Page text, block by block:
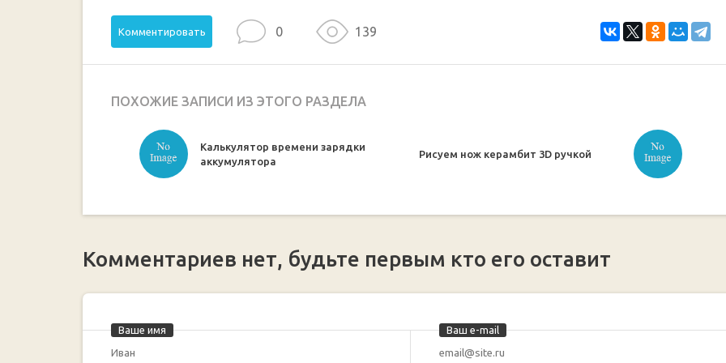
Комментировать 0 139
ПОХОЖИЕ ЗАПИСИ ИЗ ЭТОГО РАЗДЕЛА
Калькулятор времени зарядки
аккумулятора
Рисуем нож керамбит 3D ручкой
Комментариев нет, будьте первым кто его оставит
Ваше имя Ваш e-mail